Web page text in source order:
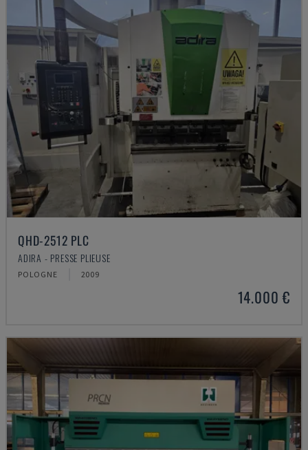
QHD-2512 PLC
ADIRA - PRESSE PLIEUSE
POLOGNE 2009
14.000 €